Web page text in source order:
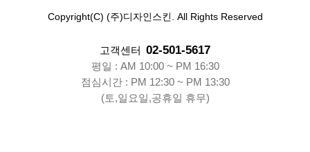
Copyright(C) (주)디자인스킨. All Rights Reserved
고객센터 02-501-5617
평일 : AM 10:00 ~ PM 16:30
점심시간 : PM 12:30 ~ PM 13:30
(토,일요일,공휴일 휴무)